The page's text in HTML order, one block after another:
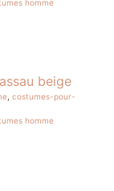
homme
costumes-pour-
homme